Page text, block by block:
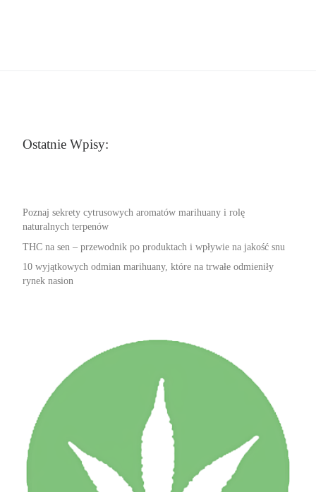
Ostatnie Wpisy:
Poznaj sekrety cytrusowych aromatów marihuany i rolę
naturalnych terpenów
THC na sen – przewodnik po produktach i wpływie na jakość snu
10 wyjątkowych odmian marihuany, które na trwałe odmieniły
rynek nasion